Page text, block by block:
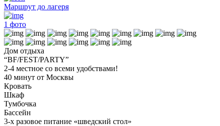
Маршрут до лагеря
1 фото
Дом отдыха
“BF/FEST/PARTY”
2-4 местное со всеми удобствами!
40 минут от Москвы
Кровать
Шкаф
Тумбочка
Бассейн
3-х разовое питание «шведский стол»